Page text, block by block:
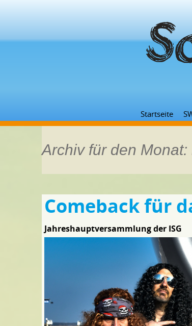
Startseite
Archiv für den
Comeback für
Jahreshauptversammlung der ISG